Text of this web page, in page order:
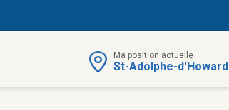
Ma position actuelle
St-Adolphe-d'Howard